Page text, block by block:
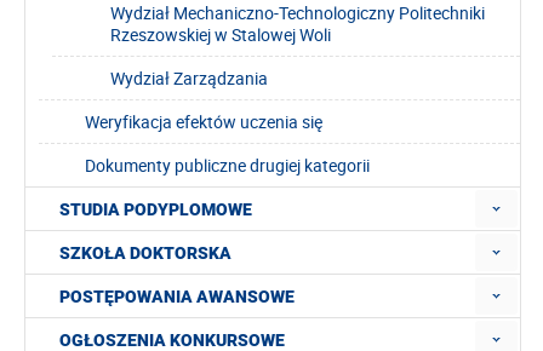
Wydział Mechaniczno-Technologiczny Politechniki
Rzeszowskiej w Stalowej Woli
Wydział Zarządzania
Weryfikacja efektów uczenia się
Dokumenty publiczne drugiej kategorii
STUDIA PODYPLOMOWE
SZKOŁA DOKTORSKA
POSTĘPOWANIA AWANSOWE
OGŁOSZENIA KONKURSOWE